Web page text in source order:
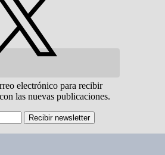
electrónico para recibir
las nuevas publicaciones.
Recibir newsletter